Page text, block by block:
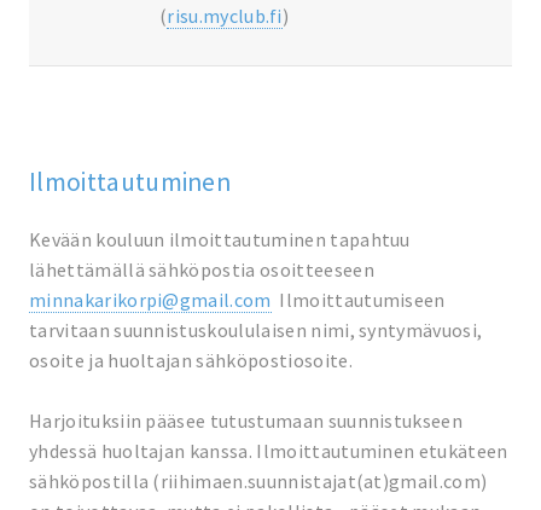
(risu.myclub.fi)
Ilmoittautuminen
Kevään kouluun ilmoittautuminen tapahtuu
lähettämällä sähköpostia osoitteeseen
minnakarikorpi@gmail.com Ilmoittautumiseen
tarvitaan suunnistuskoululaisen nimi, syntymävuosi,
osoite ja huoltajan sähköpostiosoite.
Harjoituksiin pääsee tutustumaan suunnistukseen
yhdessä huoltajan kanssa. Ilmoittautuminen etukäteen
sähköpostilla (riihimaen.suunnistajat(at)gmail.com)